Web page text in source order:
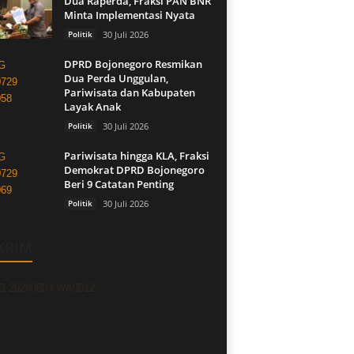
Minta Implementasi Nyata
Politik 30 Juli 2026
DPRD Bojonegoro Resmikan
Dua Perda Unggulan,
Pariwisata dan Kabupaten
Layak Anak
Politik 30 Juli 2026
Pariwisata hingga KLA, Fraksi
Demokrat DPRD Bojonegoro
Beri 9 Catatan Penting
Politik 30 Juli 2026